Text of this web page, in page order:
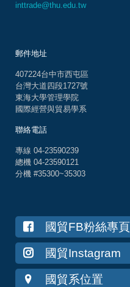
inttrade@thu.edu.tw
郵件地址
407224台中市西屯區
台灣大道四段1727號
東海大學管理學院
國際經營與貿易學系
聯絡電話
專線 04-23590239
總機 04-23590121
分機 #35300~35303
國貿FB粉絲專頁
國貿Instagram
國貿系位置